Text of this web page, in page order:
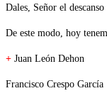
Dales, Señor el
De este modo, hoy
+ Juan León Dehon
Francisco Crespo García